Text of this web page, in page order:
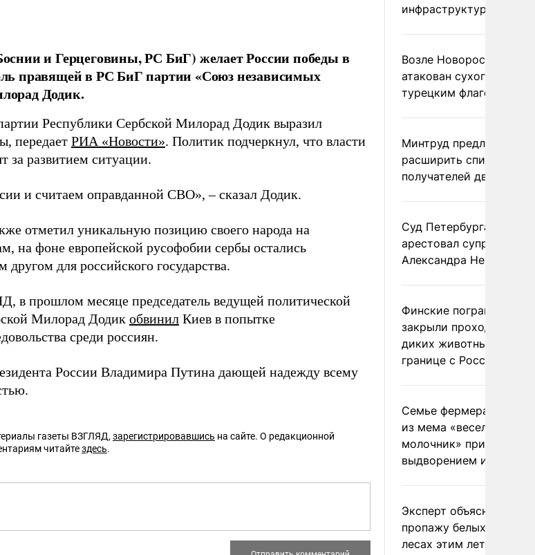
и Герцеговины, РС БиГ) желает России победы в
правящей в РС БиГ партии «Союз независимых
Додик.
Республики Сербской Милорад Додик выразил
передает РИА «Новости». Политик подчеркнул, что власти
за развитием ситуации.
и считаем оправданной СВО», – сказал Додик.
отметил уникальную позицию своего народа на
на фоне европейской русофобии сербы остались
для российского государства.
в прошлом месяце председатель ведущей политической
Милорад Додик обвинил Киев в попытке
среди россиян.
России Владимира Путина дающей надежду всему
газеты ВЗГЛЯД, зарегистрировавшись на сайте. О редакционной
читайтездесь.
инфраструктуры
Возле Новороссийска
атакован сухогруз под
турецким флагом
Минтруд предложил
расширить список
получателей двух
Суд Петербурга заочно
арестовал супругу
Александра Невзорова
Финские пограничники
закрыли проходы для
диких животных на
границе с Россией
Семье фермера
из мема «веселый
молочник» пригрозили
выдворением из
Эксперт объяснил
пропажу белых грибов
лесах этим летом